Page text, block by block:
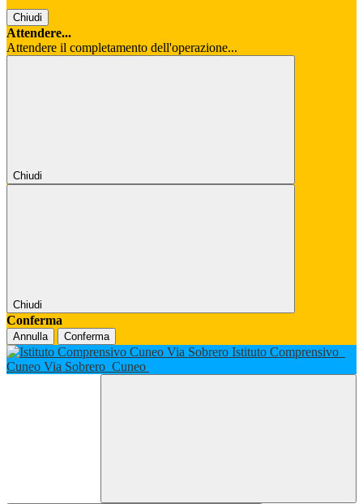
Chiudi
Attendere...
Attendere il completamento dell'operazione...
Chiudi
Chiudi
Conferma
Annulla Conferma
Istituto Comprensivo
Cuneo Via Sobrero Cuneo